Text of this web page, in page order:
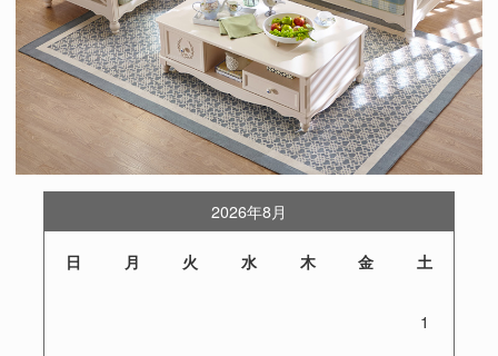
2026年8月
日 月 火 水 木 金 土
1